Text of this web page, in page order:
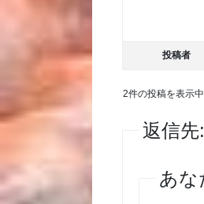
投稿者
2件の投稿を表示
返信先
あな